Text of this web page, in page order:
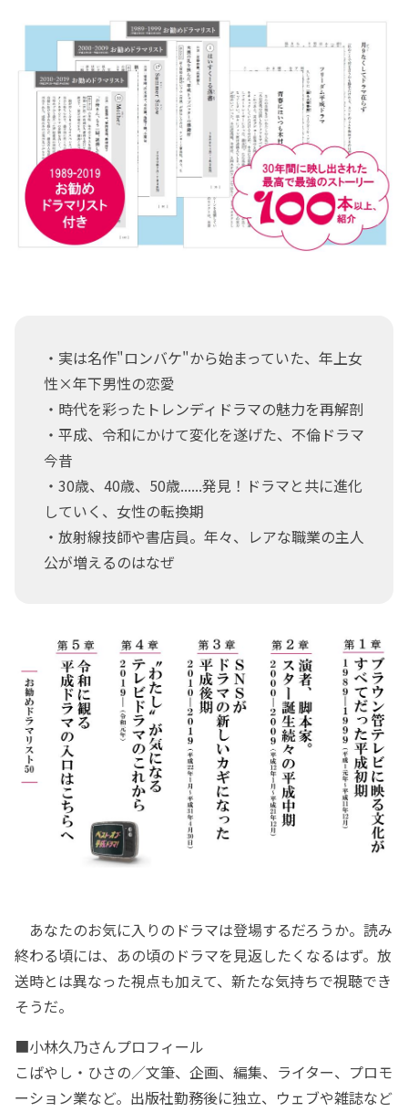
・実は名作"ロンバケ"から始まっていた、年上女
性×年下男性の恋愛
・時代を彩ったトレンディドラマの魅力を再解剖
・平成、令和にかけて変化を遂げた、不倫ドラマ
今昔
・30歳、40歳、50歳......発見！ドラマと共に進化
していく、女性の転換期
・放射線技師や書店員。年々、レアな職業の主人
公が増えるのはなぜ
あなたのお気に入りのドラマは登場するだろうか。読み
終わる頃には、あの頃のドラマを見返したくなるはず。放
送時とは異なった視点も加えて、新たな気持ちで視聴でき
そうだ。
■小林久乃さんプロフィール
こばやし・ひさの／文筆、企画、編集、ライター、プロモ
ーション業など。出版社勤務後に独立、ウェブや雑誌など